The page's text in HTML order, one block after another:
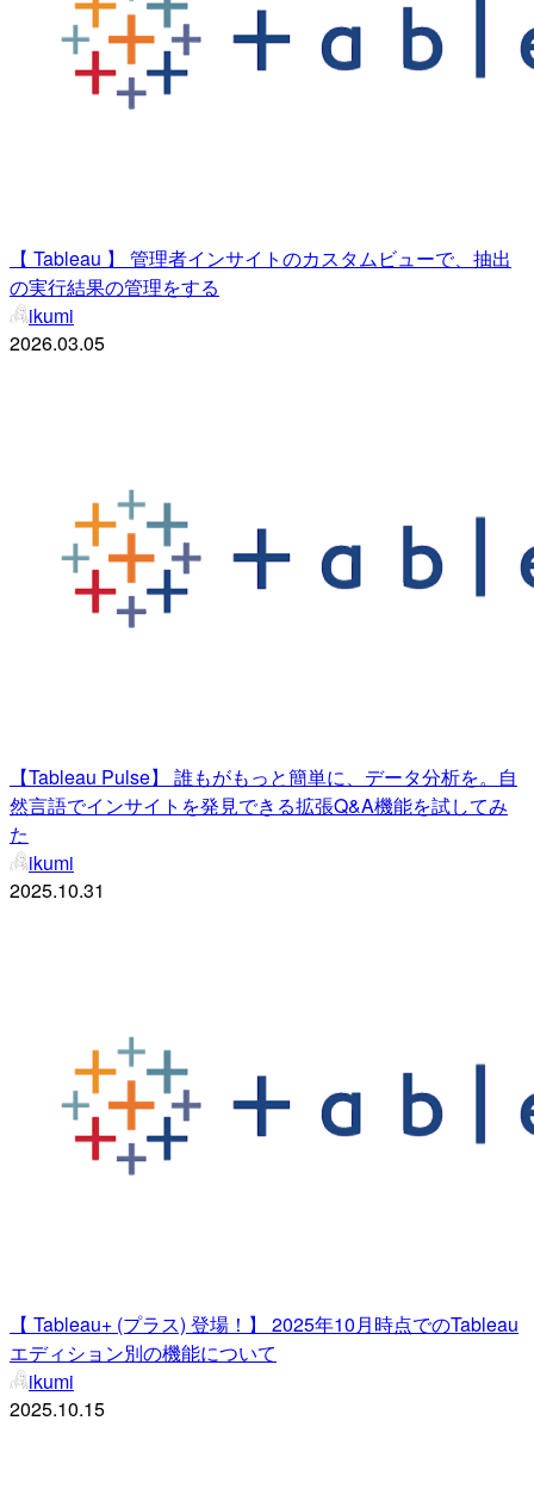
【 Tableau 】 管理者インサイトのカスタムビューで、抽出
の実行結果の管理をする
ikumi
2026.03.05
【Tableau Pulse】 誰もがもっと簡単に、データ分析を。自
然言語でインサイトを発見できる拡張Q&A機能を試してみ
た
ikumi
2025.10.31
【 Tableau+ (プラス) 登場！】 2025年10月時点でのTableau
エディション別の機能について
ikumi
2025.10.15